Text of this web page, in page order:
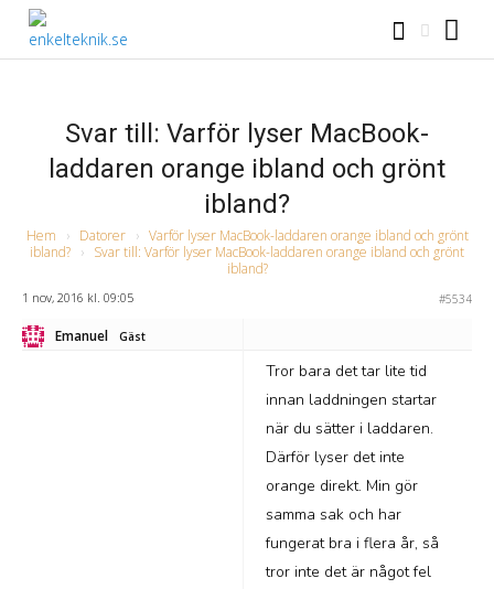
Svar till: Varför lyser MacBook-
laddaren orange ibland och grönt
ibland?
Hem › Datorer › Varför lyser MacBook-laddaren orange ibland och grönt
ibland? › Svar till: Varför lyser MacBook-laddaren orange ibland och grönt
ibland?
1 nov, 2016 kl. 09:05 #5534
Emanuel Gäst
Tror bara det tar lite tid
innan laddningen startar
när du sätter i laddaren.
Därför lyser det inte
orange direkt. Min gör
samma sak och har
fungerat bra i flera år, så
tror inte det är något fel